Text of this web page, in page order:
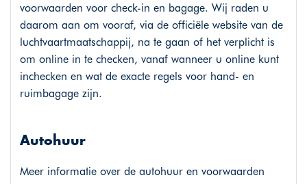
voorwaarden voor check-in en bagage. Wij raden u
daarom aan om vooraf, via de officiële website van de
luchtvaartmaatschappij, na te gaan of het verplicht is
om online in te checken, vanaf wanneer u online kunt
inchecken en wat de exacte regels voor hand- en
ruimbagage zijn.
Autohuur
Meer informatie over de autohuur en voorwaarden